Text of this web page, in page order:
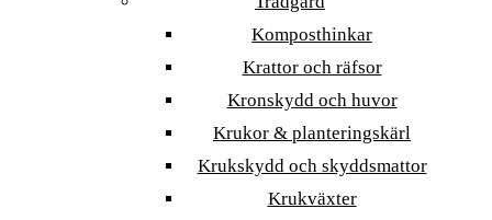
Komposthinkar
Krattor och räfsor
Kronskydd och huvor
Krukor & planteringskärl
Krukskydd och skyddsmattor
Krukväxter